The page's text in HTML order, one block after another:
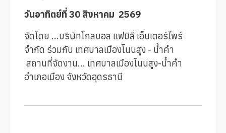
วันอาทิตย์ที่ 30 สิงหาคม 2569
จัดโดย ...บริษัทโกลบอล แฟมิลี่ เอ็นเตอร์ไพร์
จำกัด ร่วมกับ เทศบาลเมืองโนนสูง - น้ำคำ
สถานที่จัดงาน... เทศบาลเมืองโนนสูง-น้ำคำ
อำเภอเมือง จังหวัดอุดรธานี